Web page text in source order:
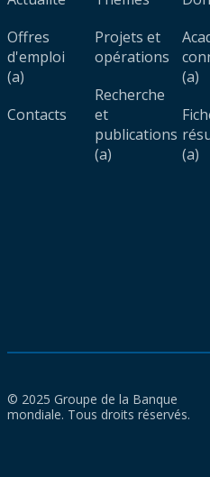
Offres
d'emploi
(a)
Contacts
Projets et
opérations
Recherche
et
publications
(a)
(a)
(a)
© 2025 Groupe de la Banque
mondiale. Tous droits réservés.